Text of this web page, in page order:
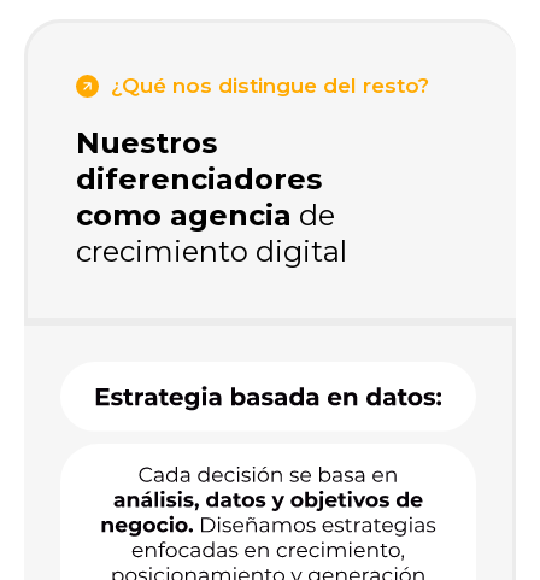
¿Qué nos distingue del resto?
Nuestros
diferenciadores
como agencia de
crecimiento digital